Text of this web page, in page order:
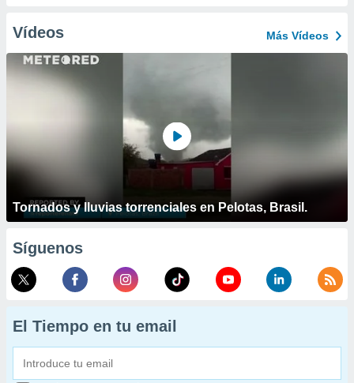
Vídeos Más Vídeos
Tornados y lluvias torrenciales en Pelotas, Brasil.
Síguenos
El Tiempo en tu email